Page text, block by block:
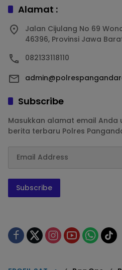
Alamat :
Jalan Cijulang No 69
46396, Provinsi Jawa
082133118110
Subscribe
Masukkan alamat email
berita terbaru Polres
Subscribe